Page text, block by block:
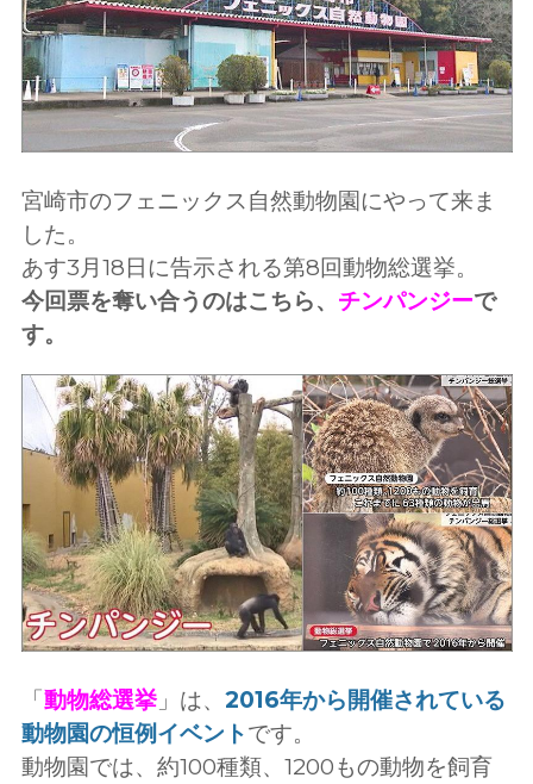
宮崎市のフェニックス自然動物園にやって来ま
した。
あす3月18日に告示される第8回動物総選挙。
今回票を奪い合うのはこちら、 チンパンジーで
す。
「動物総選挙」は、 2016年から開催されている
動物園の恒例イベントです。
動物園では、約100種類、1200もの動物を飼育